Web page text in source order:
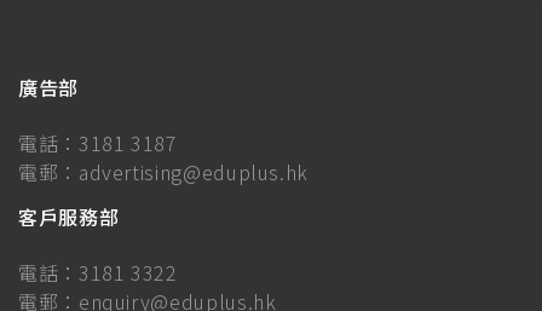
廣告部
電話： 3181 3187
電郵： advertising@eduplus.hk
客戶服務部
電話： 3181 3322
電郵： enquiry@eduplus.hk